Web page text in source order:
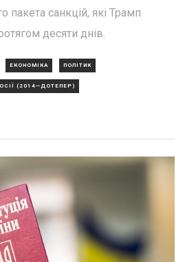
пакета санкцій, які Трамп
десяти днів.
ЕКОНОМІКА ПОЛІТИК
(2014—ДОТЕПЕР)